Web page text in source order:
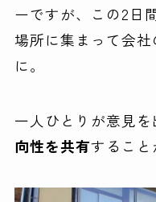
ーですが、この2日
場所に集まって会
に。
一人ひとりが意見を
向性を共有すること